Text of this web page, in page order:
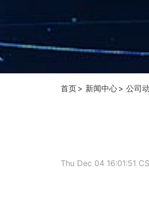
首页 新闻中心 公司
Thu Dec 04 16:01:51